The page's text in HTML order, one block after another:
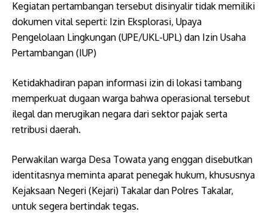
Kegiatan pertambangan tersebut disinyalir tidak memiliki
dokumen vital seperti: ​Izin Eksplorasi, ​Upaya
Pengelolaan Lingkungan (UPE/UKL-UPL) dan ​Izin Usaha
Pertambangan (IUP)
Ketidakhadiran papan informasi izin di lokasi tambang
memperkuat dugaan warga bahwa operasional tersebut
ilegal dan merugikan negara dari sektor pajak serta
retribusi daerah.
Perwakilan warga Desa Towata yang enggan disebutkan
identitasnya meminta aparat penegak hukum, khususnya
Kejaksaan Negeri (Kejari) Takalar dan Polres Takalar,
untuk segera bertindak tegas.